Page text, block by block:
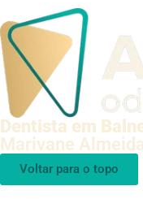
Dentista em
Marivane
Voltar para o topo